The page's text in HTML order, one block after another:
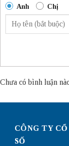
Anh Chị
Chưa có bình luận
CÔNG TY
SỐ